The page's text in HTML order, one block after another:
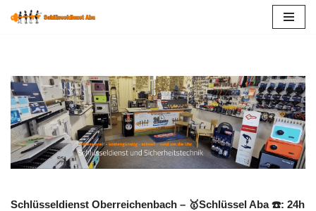
Schlüsseldienst Oberreichenbach – 🥇Schlüssel Aba ☎️: 24h